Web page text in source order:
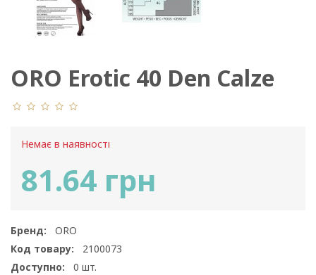
ORO Erotic 40 Den Calze
Немає в наявності
81.64 грн
Бренд:
ORO
Код товару:
2100073
Доступно:
0 шт.